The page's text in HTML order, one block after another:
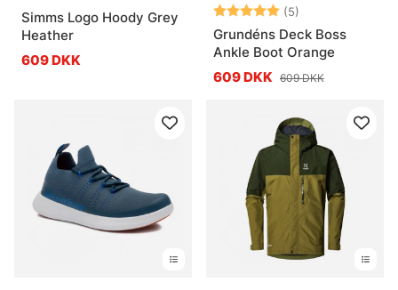
Simms Logo Hoody Grey
Heather
609 DKK
Vurdering: (5)
Grundéns Deck Boss
Ankle Boot Orange
609 DKK 609 DKK